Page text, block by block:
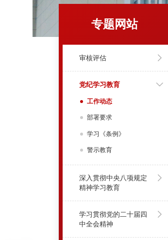
专题网站
审核评估
党纪学习教育
工作动态
部署要求
学习《条例》
警示教育
深入贯彻中央八项规定
精神学习教育
学习贯彻党的二十届四
中全会精神